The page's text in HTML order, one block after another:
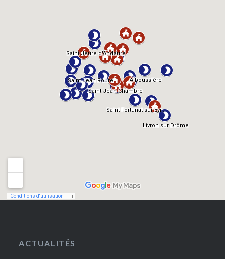
ACTUALITÉS